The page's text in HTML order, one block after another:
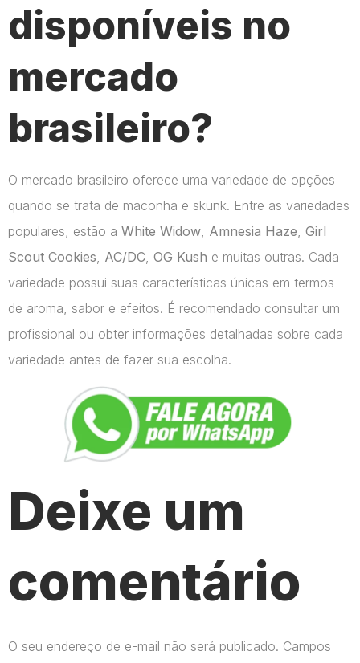
disponíveis no
mercado
brasileiro?
O mercado brasileiro oferece uma variedade de opções
quando se trata de maconha e skunk. Entre as variedades
populares, estão a White Widow Amnesia Haze Girl
Scout Cookies AC/DC OG Kush e muitas outras. Cada
variedade possui suas características únicas em termos
de aroma, sabor e efeitos. É recomendado consultar um
profissional ou obter informações detalhadas sobre cada
variedade antes de fazer sua escolha.
Deixe um
comentário
O seu endereço de e-mail não será publicado. Campos